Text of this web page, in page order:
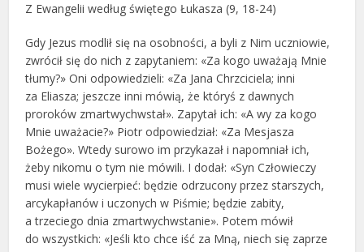
Z Ewangelii według świętego Łukasza (9, 18-24)
Gdy Jezus modlił się na osobności, a byli z Nim uczniowie,
zwrócił się do nich z zapytaniem: «Za kogo uważają Mnie
tłumy?» Oni odpowiedzieli: «Za Jana Chrzciciela; inni
za Eliasza; jeszcze inni mówią, że któryś z dawnych
proroków zmartwychwstał». Zapytał ich: «A wy za kogo
Mnie uważacie?» Piotr odpowiedział: «Za Mesjasza
Bożego». Wtedy surowo im przykazał i napomniał ich,
żeby nikomu o tym nie mówili. I dodał: «Syn Człowieczy
musi wiele wycierpieć: będzie odrzucony przez starszych,
arcykapłanów i uczonych w Piśmie; będzie zabity,
a trzeciego dnia zmartwychwstanie». Potem mówił
do wszystkich: «Jeśli kto chce iść za Mną, niech się zaprze